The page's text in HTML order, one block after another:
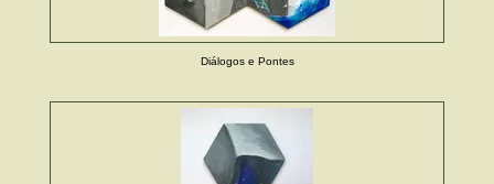
Diálogos e Pontes